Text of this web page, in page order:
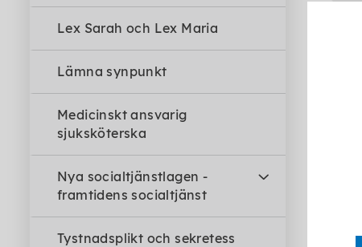
Lex Sarah och Lex Maria
Lämna synpunkt
Medicinskt ansvarig
sjuksköterska
Nya socialtjänstlagen -
framtidens socialtjänst
Tystnadsplikt och sekretess